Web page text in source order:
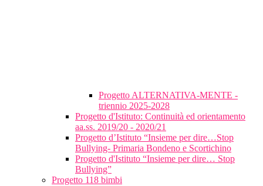
Progetto ALTERNATIVA-MENTE -
triennio 2025-2028
Progetto d'Istituto: Continuità ed orientamento
aa.ss. 2019/20 - 2020/21
Progetto d’Istituto “Insieme per dire…Stop
Bullying- Primaria Bondeno e Scortichino
Progetto d'Istituto “Insieme per dire… Stop
Bullying”
Progetto 118 bimbi